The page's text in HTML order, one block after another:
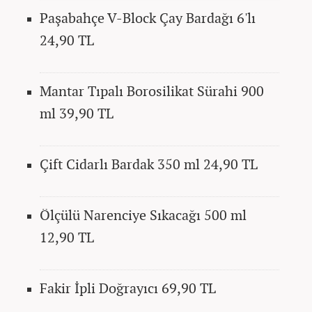
Paşabahçe V-Block Çay Bardağı 6'lı
24,90 TL
Mantar Tıpalı Borosilikat Sürahi 900
ml 39,90 TL
Çift Cidarlı Bardak 350 ml 24,90 TL
Ölçülü Narenciye Sıkacağı 500 ml
12,90 TL
Fakir İpli Doğrayıcı 69,90 TL